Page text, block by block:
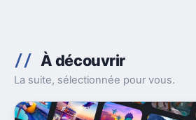
À découvrir
La suite, sélectionnée pour vous.